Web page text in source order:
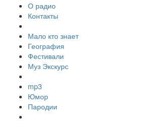
О радио
Контакты
Мало кто знает
География
Фестивали
Муз Экскурс
mp3
Юмор
Пародии